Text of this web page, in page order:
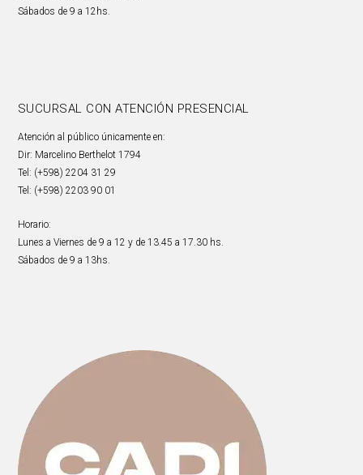
Sábados de 9 a 12hs.
SUCURSAL CON ATENCIÓN PRESENCIAL
Atención al público únicamente en:
Dir: Marcelino Berthelot 1794
Tel: (+598) 2204 31 29
Tel: (+598) 2203 90 01
Horario:
Lunes a Viernes de 9 a 12 y de 13.45 a 17.30 hs.
Sábados de 9 a 13hs.